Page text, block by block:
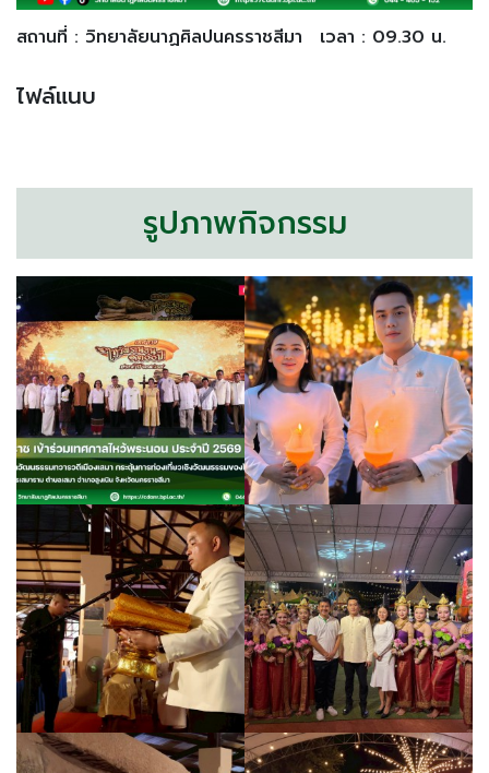
สถานที่ : วิทยาลัยนาฏศิลปนครราชสีมา เวลา : 09.30 น.
ไฟล์แนบ
รูปภาพกิจกรรม